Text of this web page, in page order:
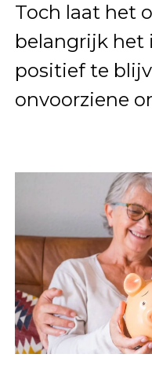
Toch laat het
belangrijk het
positief te
onvoorziene